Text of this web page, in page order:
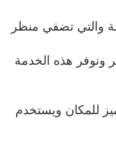
والتي تضفي منظر
ونوفر هذه الخدمة
للمكان ويستخدم